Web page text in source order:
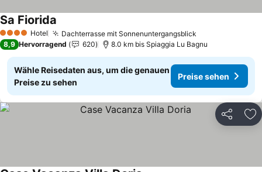
4 Sterne Hotel Dachterrasse mit Sonnenuntergangsblick
Sa Fiorida
8,9 Hervorragend 620 8.0 km bis Spiaggia Lu Bagnu
Wähle Reisedaten aus, um die genauen
Preise zu sehen
Preise sehen
Teilen